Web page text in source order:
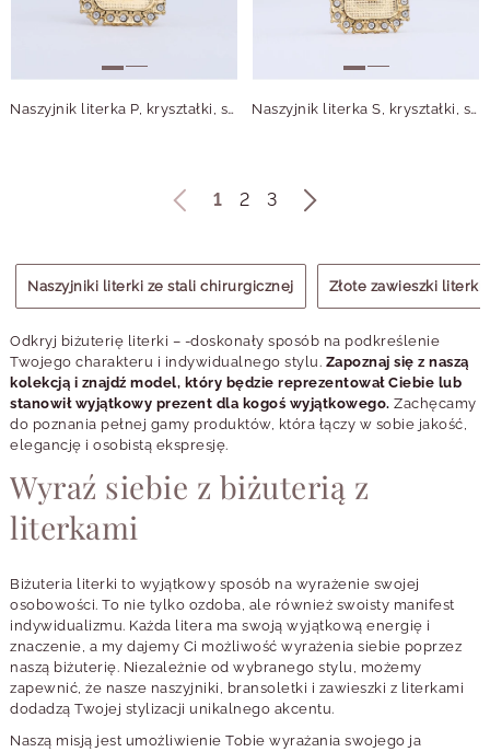
Naszyjnik literka P, kryształki, stal pozłacana S312140Z00 Naszyjnik literka S, kryształki, stal pozłacana S312142Z00
1 2 3
Naszyjniki literki ze stali chirurgicznej Złote zawieszki literki
Odkryj biżuterię literki – -doskonały sposób na podkreślenie
Twojego charakteru i indywidualnego stylu. Zapoznaj się z naszą
kolekcją i znajdź model, który będzie reprezentował Ciebie lub
stanowił wyjątkowy prezent dla kogoś wyjątkowego. Zachęcamy
do poznania pełnej gamy produktów, która łączy w sobie jakość,
elegancję i osobistą ekspresję.
Wyraź siebie z biżuterią z
literkami
Biżuteria literki to wyjątkowy sposób na wyrażenie swojej
osobowości. To nie tylko ozdoba, ale również swoisty manifest
indywidualizmu. Każda litera ma swoją wyjątkową energię i
znaczenie, a my dajemy Ci możliwość wyrażenia siebie poprzez
naszą biżuterię. Niezależnie od wybranego stylu, możemy
zapewnić, że nasze naszyjniki, bransoletki i zawieszki z literkami
dodadzą Twojej stylizacji unikalnego akcentu.
Naszą misją jest umożliwienie Tobie wyrażania swojego ja